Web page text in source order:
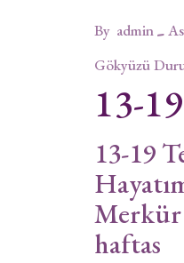
By admin
Gökyüzü
13-
13-19
Merkür
haftas